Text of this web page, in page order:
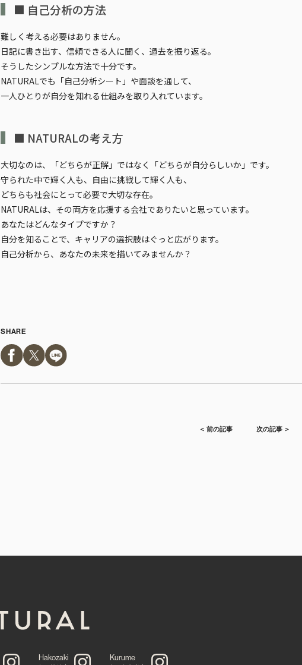
■ 自己分析の方法
難しく考える必要はありません。
日記に書き出す、信頼できる人に聞く、過去を振り返る。
そうしたシンプルな方法で十分です。
NATURALでも「自己分析シート」や面談を通して、
一人ひとりが自分を知れる仕組みを取り入れています。
■ NATURALの考え方
大切なのは、 「どちらが正解」ではなく「どちらが自分らしいか」 です。
守られた中で輝く人も、自由に挑戦して輝く人も、
どちらも社会にとって必要で大切な存在。
NATURALは、その両方を応援する会社でありたいと思っています。
あなたはどんなタイプですか？
自分を知ることで、キャリアの選択肢はぐっと広がります。
自己分析から、あなたの未来を描いてみませんか？
SHARE
＜ 前の記事 次の記事 ＞
Hakozaki
Kurume